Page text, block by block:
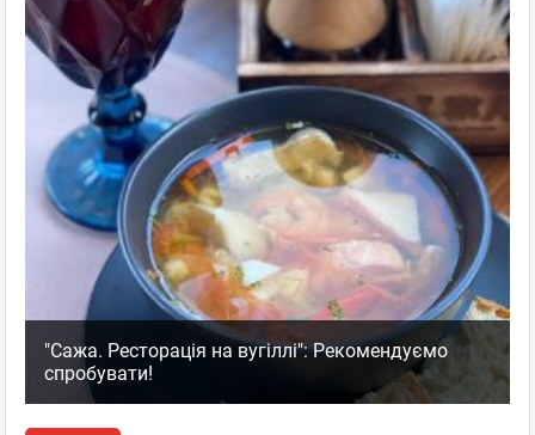
"Сажа. Ресторація на вугіллі": Рекомендуємо
спробувати!